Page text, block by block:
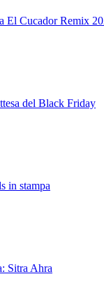
El Cucador Remix
del Black Friday
in stampa
Sitra Ahra